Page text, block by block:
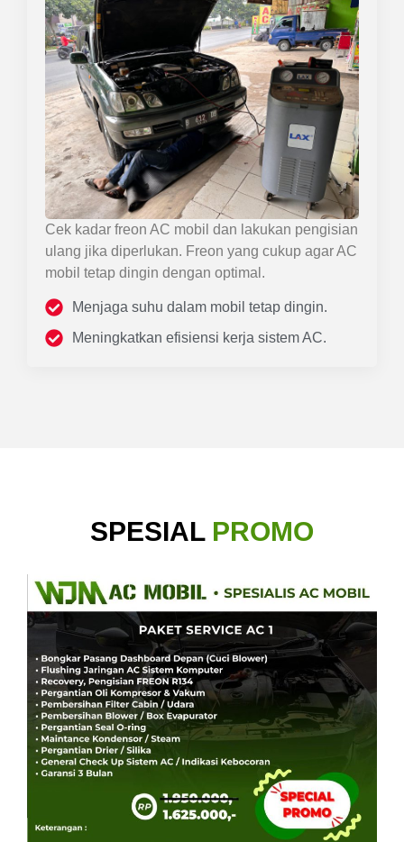
Cek kadar freon AC mobil dan lakukan pengisian
ulang jika diperlukan. Freon yang cukup agar AC
mobil tetap dingin dengan optimal.
Menjaga suhu dalam mobil tetap dingin.
Meningkatkan efisiensi kerja sistem AC.
SPESIAL PROMO